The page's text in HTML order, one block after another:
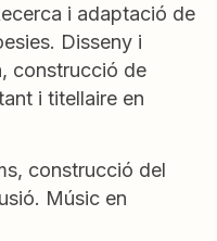
i adaptació de
Disseny i
construcció de
i titellaire en
construcció del
Músic en